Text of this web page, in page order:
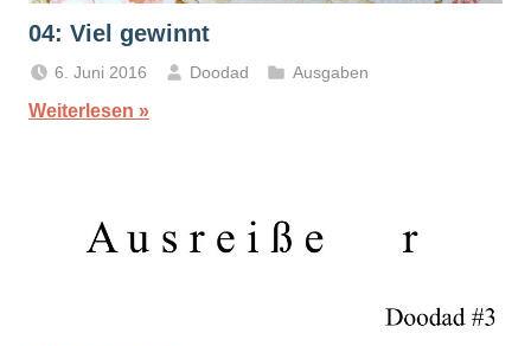
04: Viel gewinnt
6. Juni 2016 Doodad Ausgaben
Weiterlesen